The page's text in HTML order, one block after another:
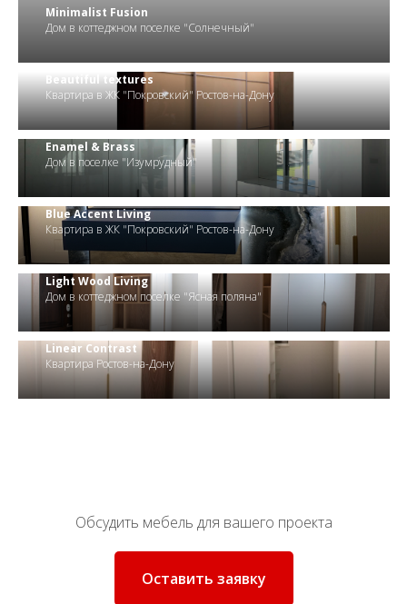
Minimalist Fusion
Дом в коттеджном поселке "Солнечный"
Beautiful textures
Квартира в ЖК "Покровский" Ростов-на-Дону
Enamel & Brass
Дом в поселке "Изумрудный"
Blue Accent Living
Квартира в ЖК "Покровский" Ростов-на-Дону
Light Wood Living
Дом в коттеджном поселке "Ясная поляна"
Linear Contrast
Квартира Ростов-на-Дону
Обсудить мебель для вашего проекта
Оставить заявку